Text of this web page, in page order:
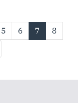
5 6 7
8